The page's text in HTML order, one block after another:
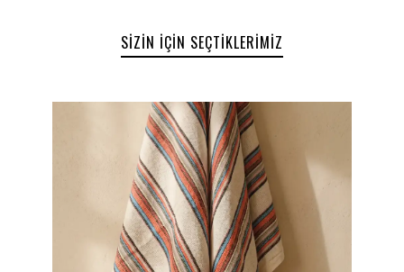
Plaj, deniz, havuz, spa, sauna ve hamam kullanımı
Modern ekose desenli zamansız tasarım
Yumuşak dokulu doğal kumaş hissi
Günlük kullanım ve seyahatler için uygun yapı
Plaj, Deniz ve Hamam Keyfi Bir Arada
80x170 cm ölçüsü sayesinde hem kompakt hem de
kullanışlı bir deneyim sunan Türk hamamı
peştemali; plaj çantasında kolay taşınabilir
yapısıyla tatillerin vazgeçilmez parçalarından biri
olur. Deniz sonrası hızlı kuruyan yapısı sayesinde
SIZIN İÇIN SEÇTIKLERIMIZ